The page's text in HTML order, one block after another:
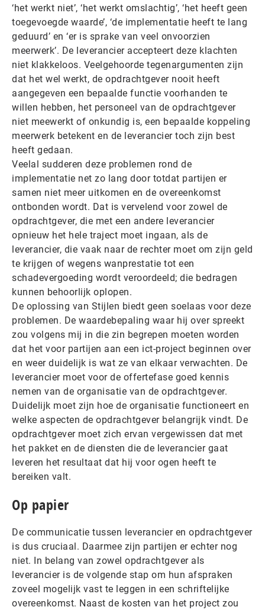
‘het werkt niet’, ‘het werkt omslachtig’, ‘het heeft geen
toegevoegde waarde’, ‘de implementatie heeft te lang
geduurd’ en ‘er is sprake van veel onvoorzien
meerwerk’. De leverancier accepteert deze klachten
niet klakkeloos. Veelgehoorde tegenargumenten zijn
dat het wel werkt, de opdrachtgever nooit heeft
aangegeven een bepaalde functie voorhanden te
willen hebben, het personeel van de opdrachtgever
niet meewerkt of onkundig is, een bepaalde koppeling
meerwerk betekent en de leverancier toch zijn best
heeft gedaan.
Veelal sudderen deze problemen rond de
implementatie net zo lang door totdat partijen er
samen niet meer uitkomen en de overeenkomst
ontbonden wordt. Dat is vervelend voor zowel de
opdrachtgever, die met een andere leverancier
opnieuw het hele traject moet ingaan, als de
leverancier, die vaak naar de rechter moet om zijn geld
te krijgen of wegens wanprestatie tot een
schadevergoeding wordt veroordeeld; die bedragen
kunnen behoorlijk oplopen.
De oplossing van Stijlen biedt geen soelaas voor deze
problemen. De waardebepaling waar hij over spreekt
zou volgens mij in die zin begrepen moeten worden
dat het voor partijen aan een ict-project beginnen over
en weer duidelijk is wat ze van elkaar verwachten. De
leverancier moet voor de offertefase goed kennis
nemen van de organisatie van de opdrachtgever.
Duidelijk moet zijn hoe de organisatie functioneert en
welke aspecten de opdrachtgever belangrijk vindt. De
opdrachtgever moet zich ervan vergewissen dat met
het pakket en de diensten die de leverancier gaat
leveren het resultaat dat hij voor ogen heeft te
bereiken valt.
Op papier
De communicatie tussen leverancier en opdrachtgever
is dus cruciaal. Daarmee zijn partijen er echter nog
niet. In belang van zowel opdrachtgever als
leverancier is de volgende stap om hun afspraken
zoveel mogelijk vast te leggen in een schriftelijke
overeenkomst. Naast de kosten van het project zou